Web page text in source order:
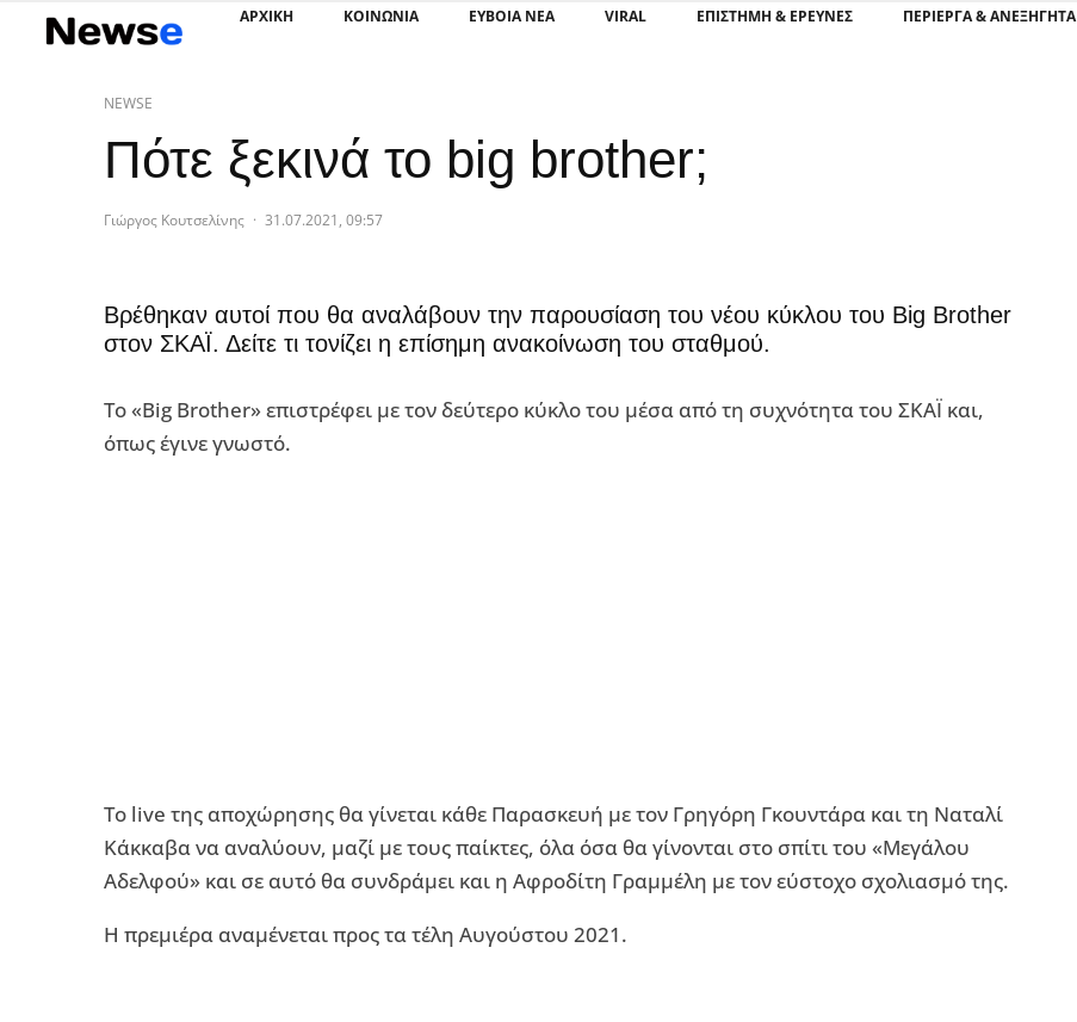
ΑΡΧΙΚΗ ΚΟΙΝΩΝΙΑ ΕΥΒΟΙΑ ΝΕΑ VIRAL ΕΠΙΣΤΉΜΗ & ΈΡΕΥΝΕΣ ΠΕΡΊΕΡΓΑ & ΑΝΕΞΉΓΗΤΑ
NEWSE
Πότε ξεκινά το big brother;
Γιώργος Κουτσελίνης · 31.07.2021, 09:57
Βρέθηκαν αυτοί που θα αναλάβουν την παρουσίαση του νέου κύκλου του Big Brother
στον ΣΚΑΪ. Δείτε τι τονίζει η επίσημη ανακοίνωση του σταθμού.
Το «Big Brother» επιστρέφει με τον δεύτερο κύκλο του μέσα από τη συχνότητα του ΣΚΑΪ και,
όπως έγινε γνωστό.
To live της αποχώρησης θα γίνεται κάθε Παρασκευή με τον Γρηγόρη Γκουντάρα και τη Ναταλί
Κάκκαβα να αναλύουν, μαζί με τους παίκτες, όλα όσα θα γίνονται στο σπίτι του «Μεγάλου
Αδελφού» και σε αυτό θα συνδράμει και η Αφροδίτη Γραμμέλη με τον εύστοχο σχολιασμό της.
Η πρεμιέρα αναμένεται προς τα τέλη Αυγούστου 2021.